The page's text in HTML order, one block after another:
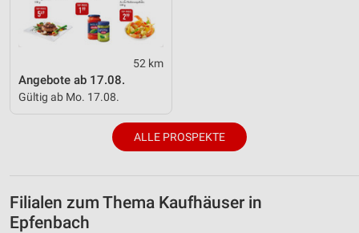
52 km
Angebote ab 17.08.
Gültig ab Mo. 17.08.
ALLE PROSPEKTE
Filialen zum Thema Kaufhäuser in
Epfenbach